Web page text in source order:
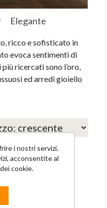
Elegante
ricco e sofisticato in
evoca sentimenti di
ricercati sono l’oro,
ed arredi gioiello
i nostri servizi.
acconsentite al
cookie.